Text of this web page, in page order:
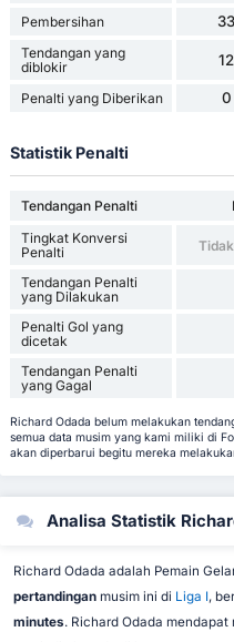
Pembersihan 33
Tendangan yang
diblokir
12
Penalti yang Diberikan 0
Statistik Penalti
Tendangan Penalti
Tingkat Konversi
Penalti
Tendangan Penalti
yang Dilakukan
Penalti Gol yang
dicetak
Tendangan Penalti
yang Gagal
Richard Odada belum melakukan
semua data musim yang kami miliki di
akan diperbarui begitu mereka
Analisa Statistik
Richard Odada adalah Pemain
pertandinganmusim ini di Liga I,
minutes. Richard Odada mendapat